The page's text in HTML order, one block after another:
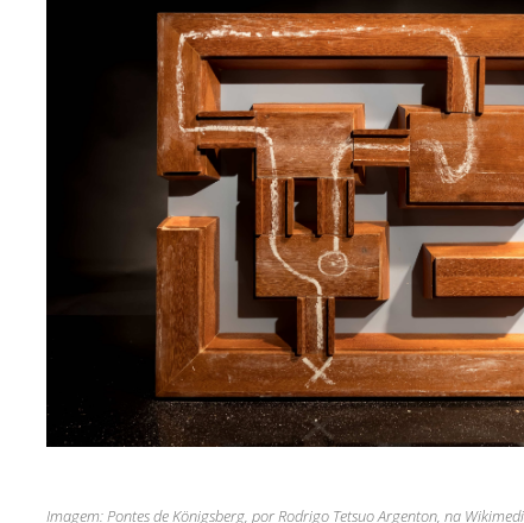
Imagem: Pontes de Königsberg, por Rodrigo Tetsuo Argenton, na